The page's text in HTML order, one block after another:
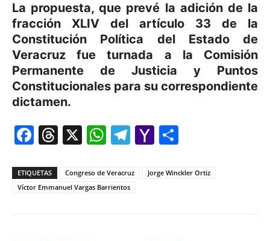
La propuesta, que prevé la adición de la
fracción XLIV del artículo 33 de la
Constitución Política del Estado de
Veracruz fue turnada a la Comisión
Permanente de Justicia y Puntos
Constitucionales para su correspondiente
dictamen.
Facebook
Threads
X WhatsApp
Telegram
Yahoo
ETIQUETAS Congreso de Veracruz
Jorge Winckler Ortiz
Víctor Emmanuel Vargas Barrientos